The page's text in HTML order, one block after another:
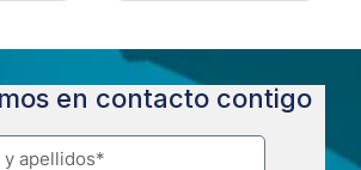
en contacto contigo